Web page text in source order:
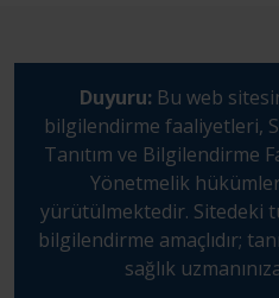
Duyuru: Bu web
bilgilendirme faaliyetleri,
Tanıtım ve Bilgilendirme
Yönetmelik
yürütülmektedir. Sitedeki
bilgilendirme amaçlıdır;
sağlık